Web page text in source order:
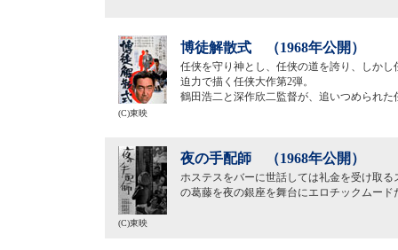
博徒解散式 （1968年公開）
任侠を守り神とし、任侠の道を誇り、しか
迫力で描く任侠大作第2弾。
鶴田浩二と深作欣二監督が、追いつめられ
(C)東映
夜の手配師 （1968年公開）
ホステスをバーに世話しては礼金を受け取
の葛藤を夜の銀座を舞台にエロチックムード
(C)東映